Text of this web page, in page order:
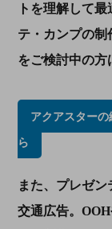
トを理解して
テ・カンプの制
をご検討中の方
アクアスター
ら
また、プレゼ
交通広告。